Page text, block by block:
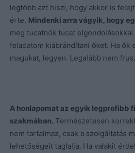
legtöbb azt hiszi, hogy akkor is
érte. Mindenki arra vágyik, hogy
meg tucatnők tucat
feladatom kiábrándítani őket. Ha ők
magukat, legyen. Legalább nem
A honlapomat az egyik legprofibb
szakmában. Természetesen
nem tartalmaz, csak a szolgáltatás
lehetőségeit taglalja. Ha valakit